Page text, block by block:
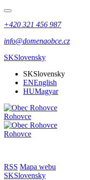
+420 321 456 987
info@domenaobce.cz
SKSlovensky
SKSlovensky
ENEnglish
HUMagyar
Rohovce
Rohovce
RSS Mapa webu
SKSlovensky